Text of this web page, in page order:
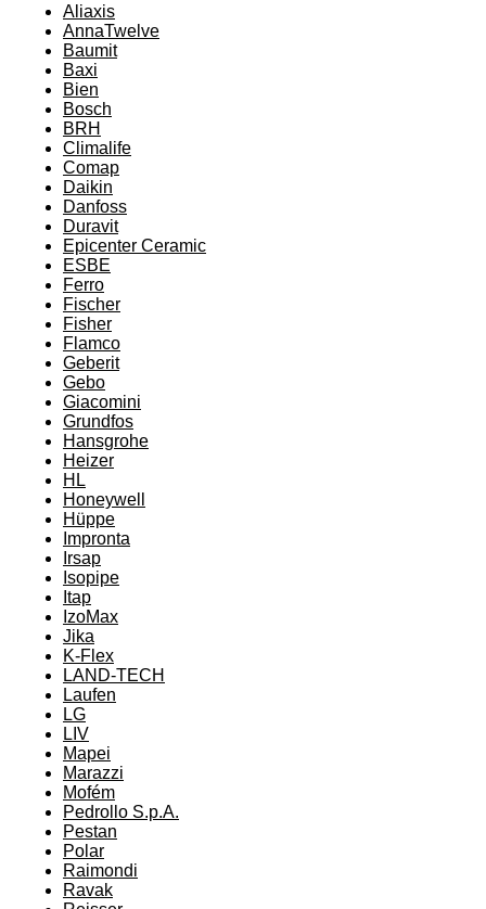
Aliaxis
AnnaTwelve
Baumit
Baxi
Bien
Bosch
BRH
Climalife
Comap
Daikin
Danfoss
Duravit
Epicenter Ceramic
ESBE
Ferro
Fischer
Fisher
Flamco
Geberit
Gebo
Giacomini
Grundfos
Hansgrohe
Heizer
HL
Honeywell
Hüppe
Impronta
Irsap
Isopipe
Itap
IzoMax
Jika
K-Flex
LAND-TECH
Laufen
LG
LIV
Mapei
Marazzi
Mofém
Pedrollo S.p.A.
Pestan
Polar
Raimondi
Ravak